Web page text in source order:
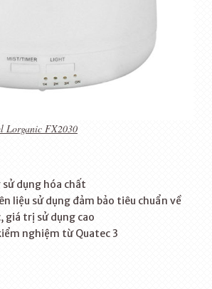
Lorganic FX2030
dụng hóa chất
liệu sử dụng đảm bảo tiêu chuẩn về
giá trị sử dụng cao
nghiệm từ Quatec 3